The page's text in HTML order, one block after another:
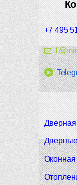
+7 495
Дверные
Оконная